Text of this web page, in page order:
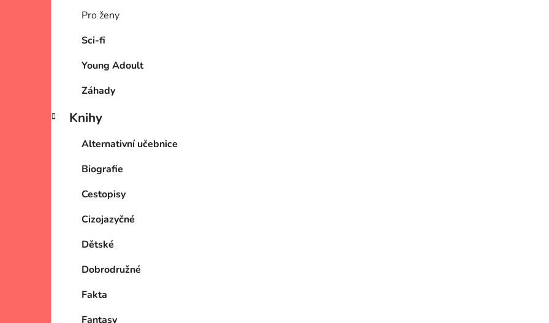
Pro ženy
Sci-fi
Young Adoult
Záhady
Knihy
Alternativní učebnice
Biografie
Cestopisy
Cizojazyčné
Dětské
Dobrodružné
Fakta
Fantasy